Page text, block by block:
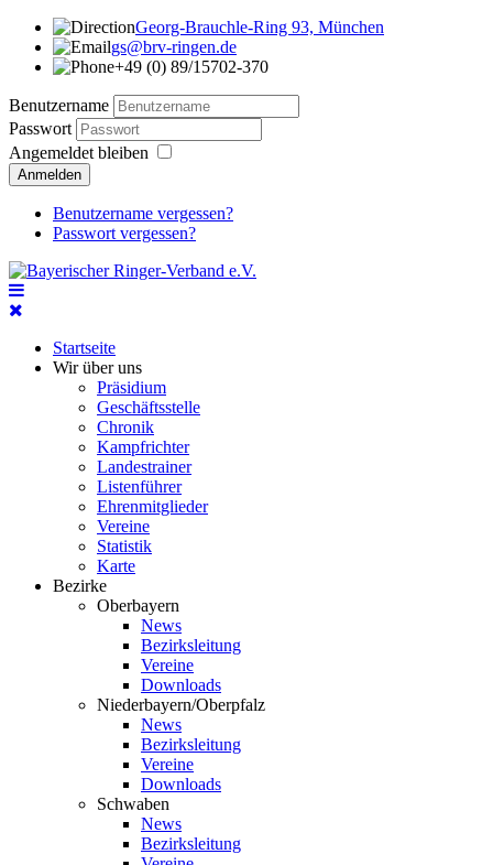
Georg-Brauchle-Ring 93, München
gs@brv-ringen.de
+49 (0) 89/15702-370
Benutzername
Passwort
Angemeldet bleiben
Anmelden
Benutzername vergessen?
Passwort vergessen?
Startseite
Wir über uns
Präsidium
Geschäftsstelle
Chronik
Kampfrichter
Landestrainer
Listenführer
Ehrenmitglieder
Vereine
Statistik
Karte
Bezirke
Oberbayern
News
Bezirksleitung
Vereine
Downloads
Niederbayern/Oberpfalz
News
Bezirksleitung
Vereine
Downloads
Schwaben
News
Bezirksleitung